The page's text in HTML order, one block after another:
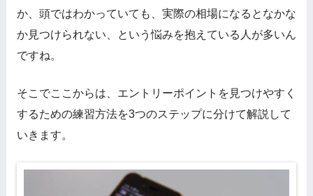
か、頭ではわかっていても、実際の相場になるとなかな
か見つけられない、という悩みを抱えている人が多いん
ですね。
そこでここからは、エントリーポイントを見つけやすく
するための練習方法を3つのステップに分けて解説して
いきます。